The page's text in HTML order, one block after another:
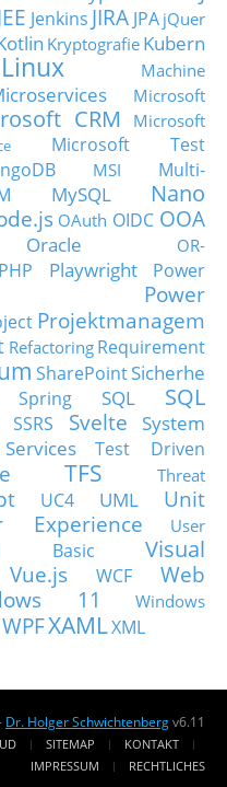
Jenkins JIRA JPA jQuer
Kryptografie Kubern
Linux
Machine
Microsoft
CRM
Microsoft
Microsoft Test
MSI
Multi-
MySQL
Nano
OAuth OIDC OOA
Oracle
OR-
PHP Playwright
Power
Power
Projektmanagem
Refactoring Requirement
SharePointSicherhe
Spring SQL
SQL
SSRS Svelte
System
Test Driven
TFS
Threat
UC4 UML
Unit
Experience
User
Basic
Visual
Vue.js WCF
Web
11
Windows
WPFXAMLXML
Dr. Holger Schwichtenbergv6.11
SITEMAP
KONTAKT
IMPRESSUM
RECHTLICHES